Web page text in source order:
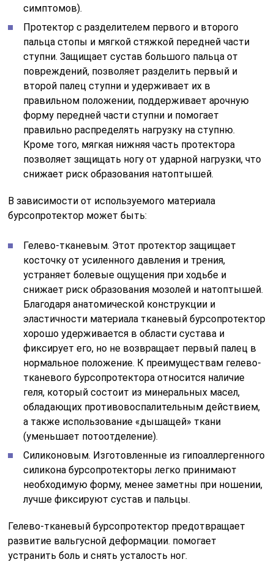
симптомов).
Протектор с разделителем первого и второго
пальца стопы и мягкой стяжкой передней части
ступни. Защищает сустав большого пальца от
повреждений, позволяет разделить первый и
второй палец ступни и удерживает их в
правильном положении, поддерживает арочную
форму передней части ступни и помогает
правильно распределять нагрузку на ступню.
Кроме того, мягкая нижняя часть протектора
позволяет защищать ногу от ударной нагрузки, что
снижает риск образования натоптышей.
В зависимости от используемого материала
бурсопротектор может быть:
Гелево-тканевым. Этот протектор защищает
косточку от усиленного давления и трения,
устраняет болевые ощущения при ходьбе и
снижает риск образования мозолей и натоптышей.
Благодаря анатомической конструкции и
эластичности материала тканевый бурсопротектор
хорошо удерживается в области сустава и
фиксирует его, но не возвращает первый палец в
нормальное положение. К преимуществам гелево-
тканевого бурсопротектора относится наличие
геля, который состоит из минеральных масел,
обладающих противовоспалительным действием,
а также использование «дышащей» ткани
(уменьшает потоотделение).
Силиконовым. Изготовленные из гипоаллергенного
силикона бурсопротекторы легко принимают
необходимую форму, менее заметны при ношении,
лучше фиксируют сустав и пальцы.
Гелево-тканевый бурсопротектор предотвращает
развитие вальгусной деформации. помогает
устранить боль и снять усталость ног.